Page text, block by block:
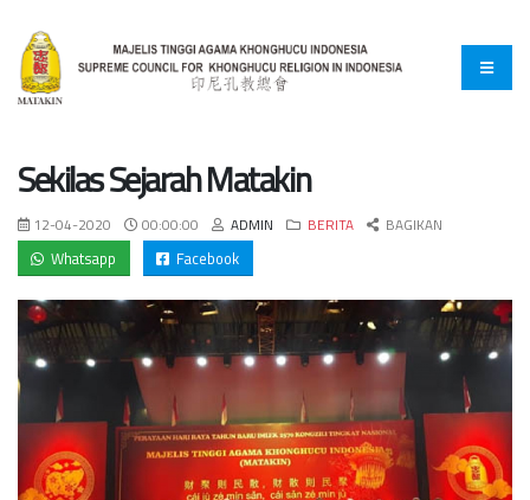
​​Sekilas Sejarah Matakin
12-04-2020 00:00:00 ADMIN BERITA BAGIKAN
Whatsapp Facebook